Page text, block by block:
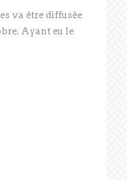
va être diffusée
Ayant eu le